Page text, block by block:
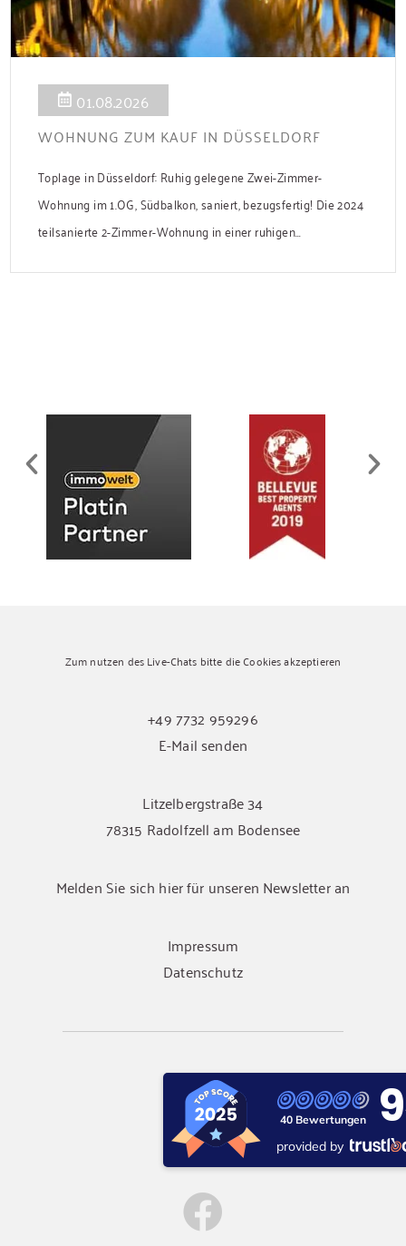
01.08.2026
WOHNUNG ZUM KAUF IN DÜSSELDORF
Toplage in Düsseldorf: Ruhig gelegene Zwei-Zimmer-
Wohnung im 1.OG, Südbalkon, saniert, bezugsfertig! Die 2024
teilsanierte 2-Zimmer-Wohnung in einer ruhigen
Zum nutzen des Live-Chats bitte die Cookies akzeptieren
+49 7732 959296
E-Mail senden
Litzelbergstraße 34
78315 Radolfzell am Bodensee
Melden Sie sich hier für unseren Newsletter an
Impressum
Datenschutz
40 Bewertungen 9
provided by